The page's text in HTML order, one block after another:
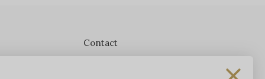
Contact